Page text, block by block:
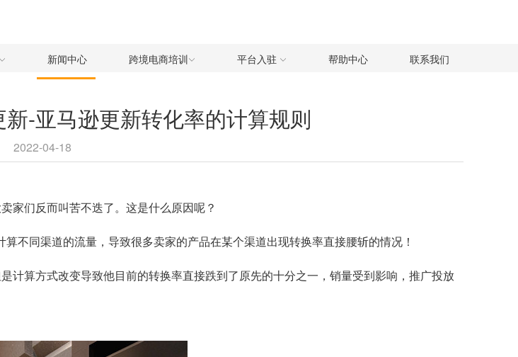
新闻中心 跨境电商培训 平台入驻 帮助中心 联系我们
-亚马逊更新转化率的计算规则
2022-04-18
们反而叫苦不迭了。这是什么原因呢？
不同渠道的流量，导致很多卖家的产品在某个渠道出现转换率直接腰斩的情况！
计算方式改变导致他目前的转换率直接跌到了原先的十分之一，销量受到影响，推广投放